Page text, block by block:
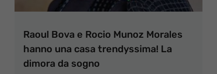
Raoul Bova e Rocio Munoz Morales
hanno una casa trendyssima! La
dimora da sogno